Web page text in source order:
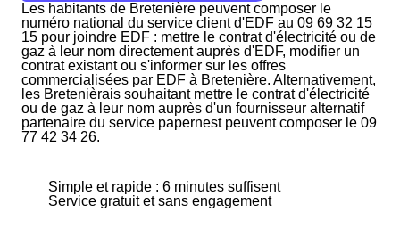
Les habitants de Bretenière peuvent composer le
numéro national du service client d'EDF au 09 69 32 15
15 pour joindre EDF : mettre le contrat d'électricité ou de
gaz à leur nom directement auprès d'EDF, modifier un
contrat existant ou s'informer sur les offres
commercialisées par EDF à Bretenière. Alternativement,
les Bretenièrais souhaitant mettre le contrat d'électricité
ou de gaz à leur nom auprès d'un fournisseur alternatif
partenaire du service papernest peuvent composer le 09
77 42 34 26.
Simple et rapide : 6 minutes suffisent
Service gratuit et sans engagement